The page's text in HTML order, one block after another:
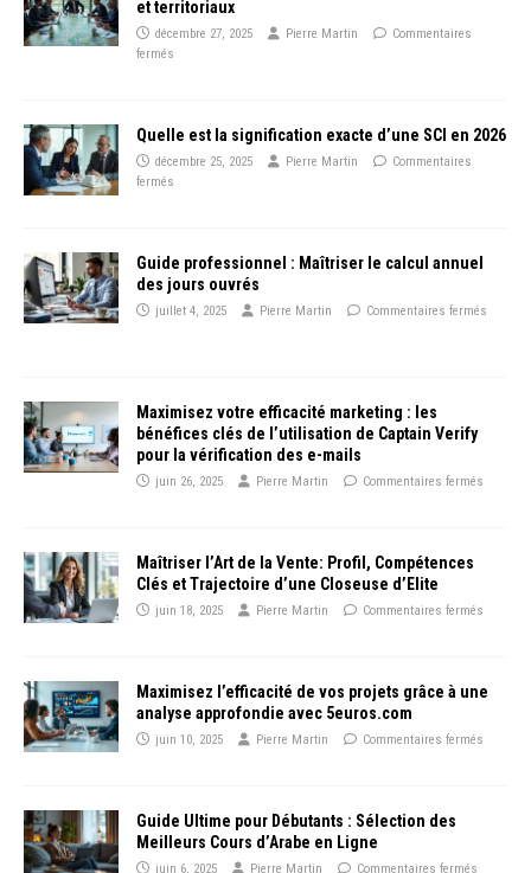
et territoriaux
décembre 27, 2025 Pierre Martin
Commentaires
fermés
Quelle est la signification exacte d’une SCI en 2026
décembre 25, 2025 Pierre Martin
Commentaires
fermés
Guide professionnel : Maîtriser le calcul annuel
des jours ouvrés
juillet 4, 2025 Pierre Martin Commentaires fermés
Maximisez votre efficacité marketing : les
bénéfices clés de l’utilisation de Captain Verify
pour la vérification des e-mails
juin 26, 2025 Pierre Martin Commentaires fermés
Maîtriser l’Art de la Vente: Profil, Compétences
Clés et Trajectoire d’une Closeuse d’Elite
juin 18, 2025 Pierre Martin Commentaires fermés
Maximisez l’efficacité de vos projets grâce à une
analyse approfondie avec 5euros.com
juin 10, 2025 Pierre Martin Commentaires fermés
Guide Ultime pour Débutants : Sélection des
Meilleurs Cours d’Arabe en Ligne
juin 6, 2025 Pierre Martin Commentaires fermés